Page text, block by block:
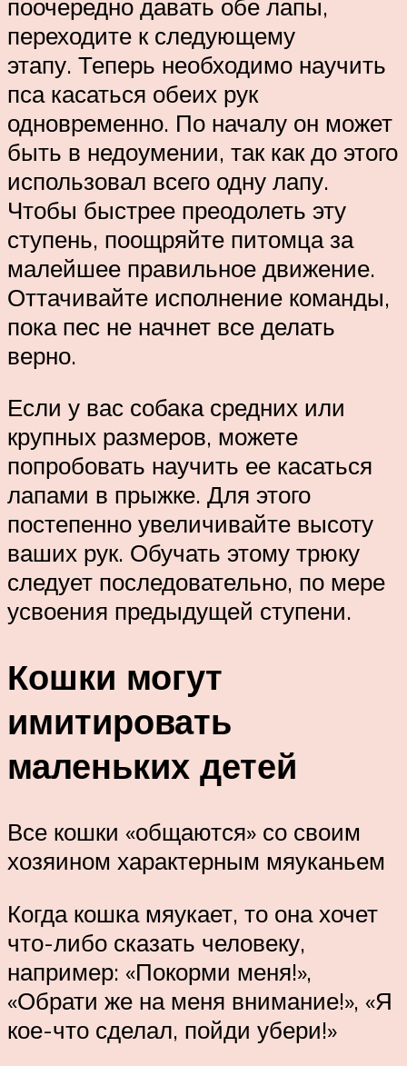
поочередно давать обе лапы,
переходите к следующему
этапу. Теперь необходимо научить
пса касаться обеих рук
одновременно. По началу он может
быть в недоумении, так как до этого
использовал всего одну лапу.
Чтобы быстрее преодолеть эту
ступень, поощряйте питомца за
малейшее правильное движение.
Оттачивайте исполнение команды,
пока пес не начнет все делать
верно.
Если у вас собака средних или
крупных размеров, можете
попробовать научить ее касаться
лапами в прыжке. Для этого
постепенно увеличивайте высоту
ваших рук. Обучать этому трюку
следует последовательно, по мере
усвоения предыдущей ступени.
Кошки могут
имитировать
маленьких детей
Все кошки «общаются» со своим
хозяином характерным мяуканьем
Когда кошка мяукает, то она хочет
что-либо сказать человеку,
например: «Покорми меня!»,
«Обрати же на меня внимание!», «Я
кое-что сделал, пойди убери!»